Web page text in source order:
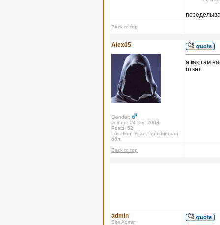
Back to top
Alex05
Gender:
Joined: 04 Dec 2008
Posts: 52
Location: Урал,Челябинская
обл.
а как там
ответ
Back to top
admin
Site Admin